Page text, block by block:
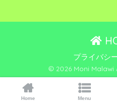
プライバシ
© 2026 Moni Malawi
Home Menu